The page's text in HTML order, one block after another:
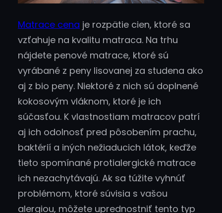
Matrace cena je rozpätie cien, ktoré sa
vzťahuje na kvalitu matraca. Na trhu
nájdete penové matrace, ktoré sú
vyrábané z peny lisovanej za studena ako
aj z bio peny. Niektoré z nich sú doplnené
kokosovým vláknom, ktoré je ich
súčasťou. K vlastnostiam matracov patrí
aj ich odolnosť pred pôsobením prachu,
baktérií a iných nežiaducich látok, keďže
tieto spomínané protialergické matrace
ich nezachytávajú. Ak sa túžite vyhnúť
problémom, ktoré súvisia s vašou
alergiou, môžete uprednostniť tento typ